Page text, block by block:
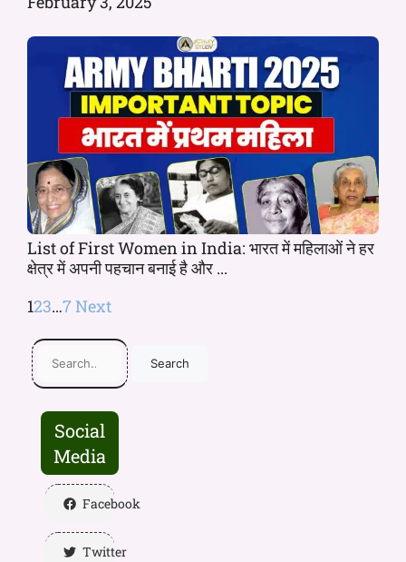
List of First Women in India: भारत में महिलाओं ने हर
क्षेत्र में अपनी पहचान बनाई है और ...
123…7Next
Search
Social
Media
Facebook
Twitter